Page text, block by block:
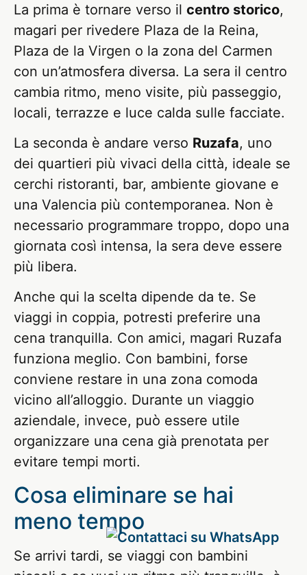
La prima è tornare verso il centro storico,
magari per rivedere Plaza de la Reina,
Plaza de la Virgen o la zona del Carmen
con un’atmosfera diversa. La sera il centro
cambia ritmo, meno visite, più passeggio,
locali, terrazze e luce calda sulle facciate.
La seconda è andare verso Ruzafa, uno
dei quartieri più vivaci della città, ideale se
cerchi ristoranti, bar, ambiente giovane e
una Valencia più contemporanea. Non è
necessario programmare troppo, dopo una
giornata così intensa, la sera deve essere
più libera.
Anche qui la scelta dipende da te. Se
viaggi in coppia, potresti preferire una
cena tranquilla. Con amici, magari Ruzafa
funziona meglio. Con bambini, forse
conviene restare in una zona comoda
vicino all’alloggio. Durante un viaggio
aziendale, invece, può essere utile
organizzare una cena già prenotata per
evitare tempi morti.
Cosa eliminare se hai
meno tempo
Se arrivi tardi, se viaggi con bambini